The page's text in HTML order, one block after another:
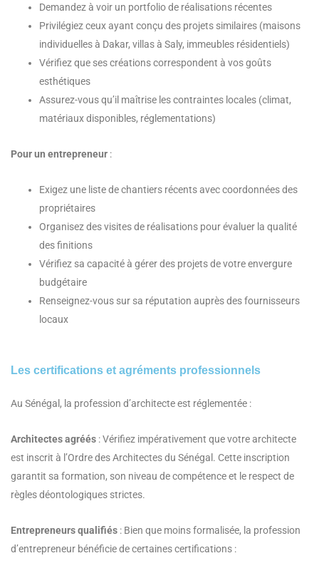
Demandez à voir un portfolio de réalisations récentes
Privilégiez ceux ayant conçu des projets similaires (maisons
individuelles à Dakar, villas à Saly, immeubles résidentiels)
Vérifiez que ses créations correspondent à vos goûts
esthétiques
Assurez-vous qu’il maîtrise les contraintes locales (climat,
matériaux disponibles, réglementations)
Pour un entrepreneur :
Exigez une liste de chantiers récents avec coordonnées des
propriétaires
Organisez des visites de réalisations pour évaluer la qualité
des finitions
Vérifiez sa capacité à gérer des projets de votre envergure
budgétaire
Renseignez-vous sur sa réputation auprès des fournisseurs
locaux
Les certifications et agréments professionnels
Au Sénégal, la profession d’architecte est réglementée :
Architectes agréés : Vérifiez impérativement que votre architecte
est inscrit à l’Ordre des Architectes du Sénégal. Cette inscription
garantit sa formation, son niveau de compétence et le respect de
règles déontologiques strictes.
Entrepreneurs qualifiés : Bien que moins formalisée, la profession
d’entrepreneur bénéficie de certaines certifications :